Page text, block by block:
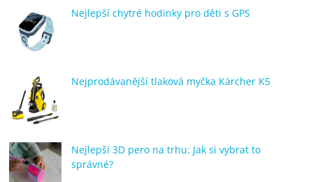
Nejlepší chytré hodinky pro děti s GPS
Nejprodávanější tlaková myčka Kärcher K5
Nejlepší 3D pero na trhu: Jak si vybrat to
správné?